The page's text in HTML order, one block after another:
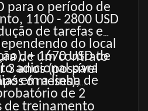
para o período de
1100 - 2800 USD
de tarefas e
do local
+ 1670 USD de
adicional para
em a linha de
de um contrato
3 anos (possível
6 meses),
de 2
de treinamento